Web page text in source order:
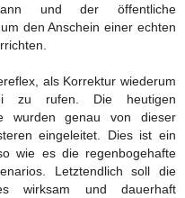
und der öffentliche
den Anschein einer echten
als Korrektur wiederum
zu rufen. Die heutigen
wurden genau von dieser
eingeleitet. Dies ist ein
wie es die regenbogehafte
Letztendlich soll die
wirksam und dauerhaft